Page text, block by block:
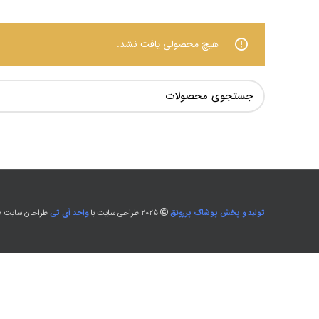
هیچ محصولی یافت نشد.
تولید و پخش پوشاک پررونق واحد آی تیطراحان سایت